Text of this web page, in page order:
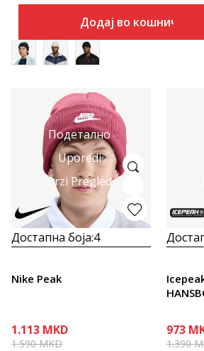
Додај во кошничка
Подетално
Uporedi
Brzi Pregled
Достапна боја:4
Nike Peak
1.113 MKD
1.590MKD
973
1.390